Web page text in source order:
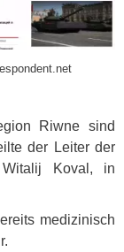
Riwne sind
der Leiter der
Witalij Koval, in
medizinisch